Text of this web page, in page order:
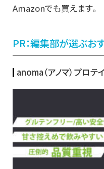
Amazonでも買えます。
PR：編集部が選ぶお
anoma（アノマ）プロテ